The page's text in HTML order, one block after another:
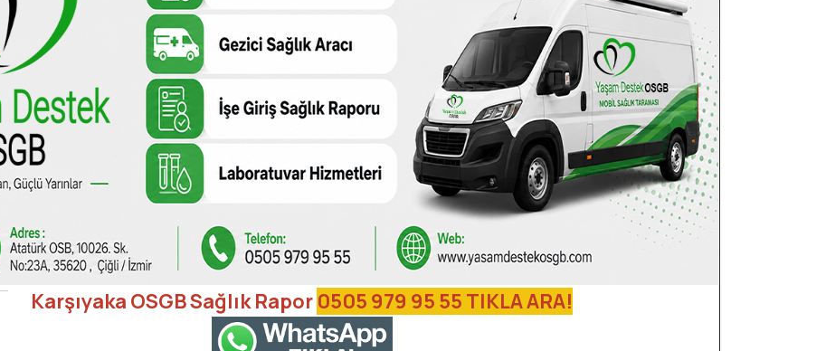
Karşıyaka OSGB Sağlık Rapor 0505 979 95 55 TIKLA ARA!